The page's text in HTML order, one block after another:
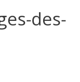
des-